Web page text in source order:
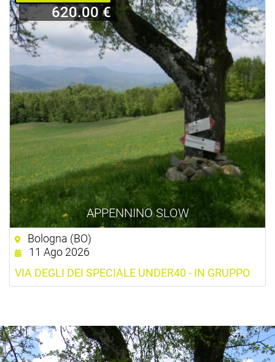
APPENNINO SLOW
620.00 €
Bologna (BO)
11 Ago 2026
VIA DEGLI DEI SPECIALE UNDER40 - IN GRUPPO